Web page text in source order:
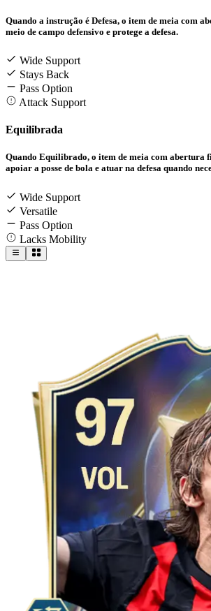
Quando a instrução é Defesa, o item de meia com
meio de campo defensivo e protege a defesa.
Wide Support
Stays Back
Pass Option
Attack Support
Equilibrada
Quando Equilibrado, o item de meia com abertura
apoiar a posse de bola e atuar na defesa quando
Wide Support
Versatile
Pass Option
Lacks Mobility